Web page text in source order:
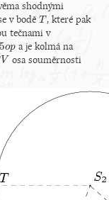
shodnými
v boděT
T , které pak
tečnami v
op
op
a je kolmá na
V
V
osa souměrnosti